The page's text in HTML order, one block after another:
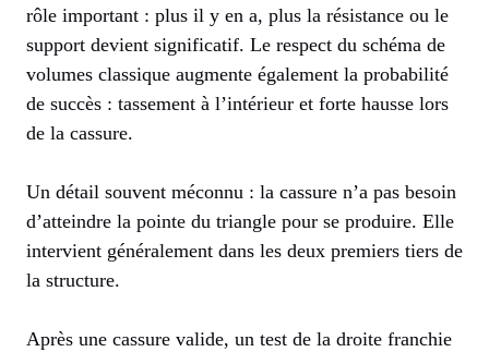
rôle important : plus il y en a, plus la résistance ou le
support devient significatif. Le respect du schéma de
volumes classique augmente également la probabilité
de succès : tassement à l’intérieur et forte hausse lors
de la cassure.
Un détail souvent méconnu : la cassure n’a pas besoin
d’atteindre la pointe du triangle pour se produire. Elle
intervient généralement dans les deux premiers tiers de
la structure.
Après une cassure valide, un test de la droite franchie